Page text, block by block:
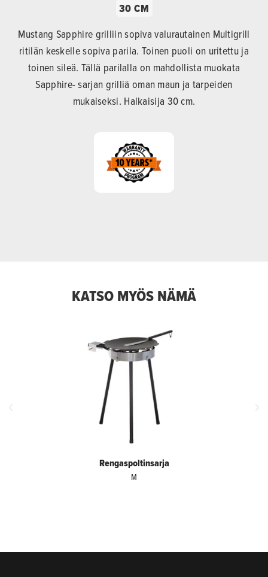
30 CM
Mustang Sapphire grilliin sopiva valurautainen Multigrill
ritilän keskelle sopiva parila. Toinen puoli on uritettu ja
toinen sileä. Tällä parilalla on mahdollista muokata
Sapphire- sarjan grilliä oman maun ja tarpeiden
mukaiseksi. Halkaisija 30 cm.
KATSO MYÖS NÄMÄ
Rengaspoltinsarja
M